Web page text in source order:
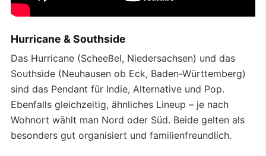
Hurricane & Southside
Das Hurricane (Scheeßel, Niedersachsen) und das
Southside (Neuhausen ob Eck, Baden-Württemberg)
sind das Pendant für Indie, Alternative und Pop.
Ebenfalls gleichzeitig, ähnliches Lineup – je nach
Wohnort wählt man Nord oder Süd. Beide gelten als
besonders gut organisiert und familienfreundlich.